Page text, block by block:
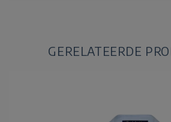
GERELATEERDE